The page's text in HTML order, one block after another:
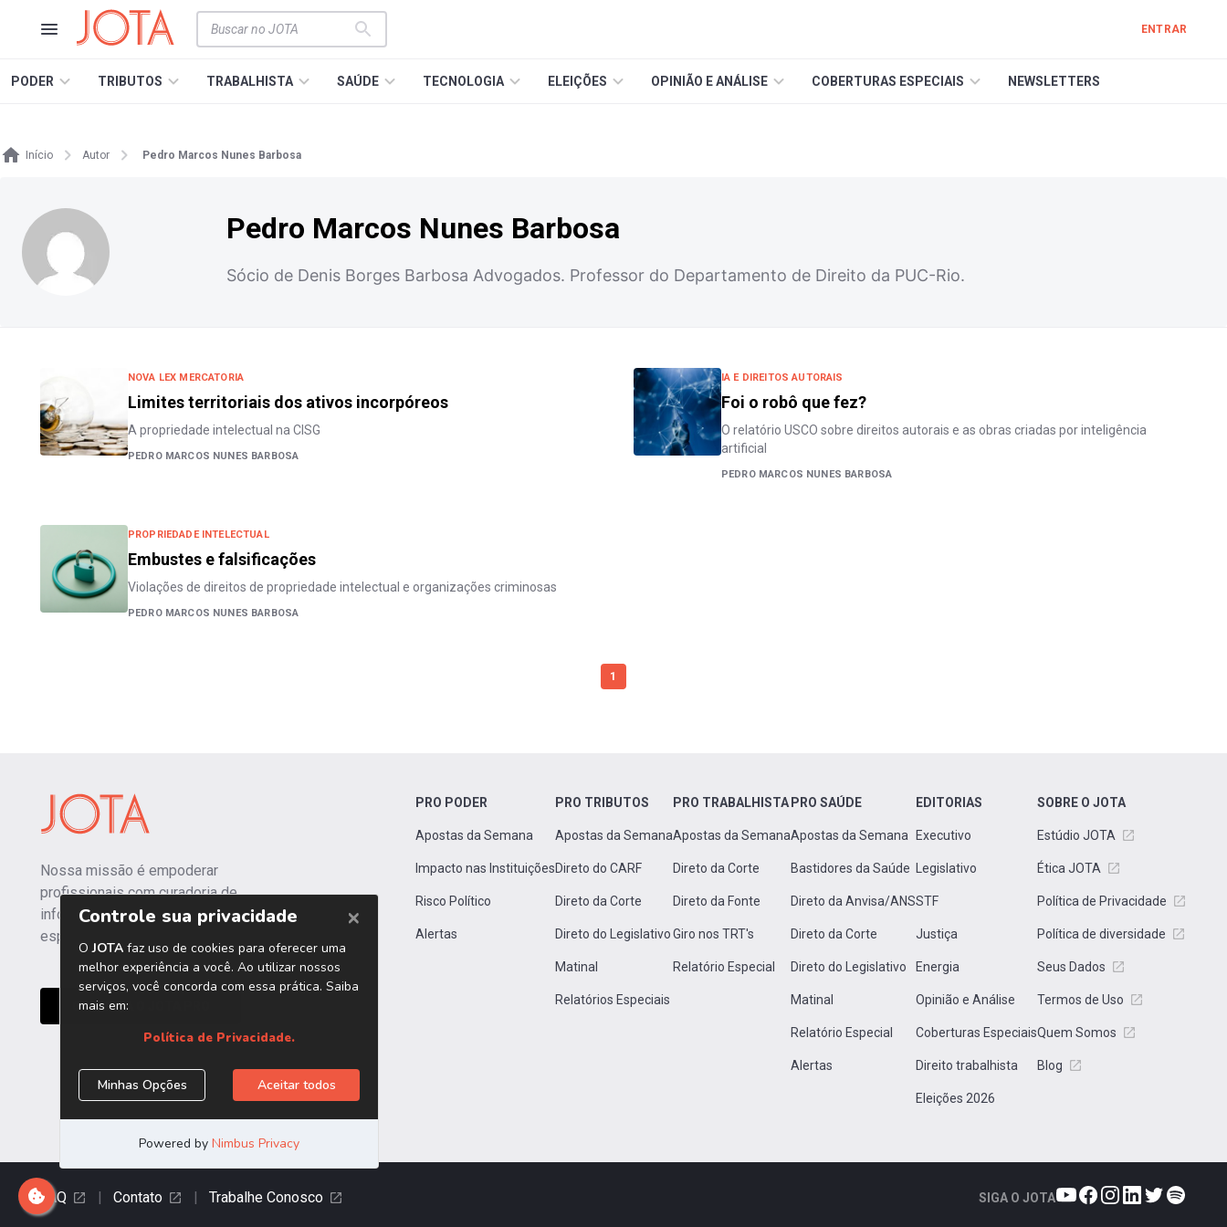
ENTRAR
PODER TRIBUTOS TRABALHISTA SAÚDE TECNOLOGIA ELEIÇÕES OPINIÃO E ANÁLISE COBERTURAS ESPECIAIS NEWSLETTERS
Início Autor Pedro Marcos Nunes Barbosa
Pedro Marcos Nunes Barbosa
Sócio de Denis Borges Barbosa Advogados. Professor do Departamento de Direito da PUC-Rio.
NOVA LEX MERCATORIA
Limites territoriais dos ativos incorpóreos
A propriedade intelectual na CISG
PEDRO MARCOS NUNES BARBOSA
IA E DIREITOS AUTORAIS
Foi o robô que fez?
O relatório USCO sobre direitos autorais e as obras criadas por inteligência
artificial
PEDRO MARCOS NUNES BARBOSA
PROPRIEDADE INTELECTUAL
Embustes e falsificações
Violações de direitos de propriedade intelectual e organizações criminosas
PEDRO MARCOS NUNES BARBOSA
1
Nossa missão é empoderar
profissionais com curadoria de
informações independentes e
especializadas.
CONHEÇA O JOTA PRO
PRO PODER
Apostas da Semana
Impacto nas Instituições
Risco Político
Alertas
PRO TRIBUTOS
Apostas da Semana
Direto do CARF
Direto da Corte
Direto do Legislativo
Matinal
Relatórios Especiais
PRO TRABALHISTA
Apostas da Semana
Direto da Corte
Direto da Fonte
Giro nos TRT's
Relatório Especial
PRO SAÚDE
Apostas da Semana
Bastidores da Saúde
Direto da Anvisa/ANS
Direto da Corte
Direto do Legislativo
Matinal
Relatório Especial
Alertas
EDITORIAS
Executivo
Legislativo
STF
Justiça
Energia
Opinião e Análise
Coberturas Especiais
Direito trabalhista
Eleições 2026
SOBRE O JOTA
Estúdio JOTA
Ética JOTA
Política de Privacidade
Política de diversidade
Seus Dados
Termos de Uso
Quem Somos
Blog
FAQ | Contato | Trabalhe Conosco SIGA O JOTA